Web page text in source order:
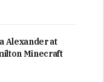
Alexander at
Minecraft